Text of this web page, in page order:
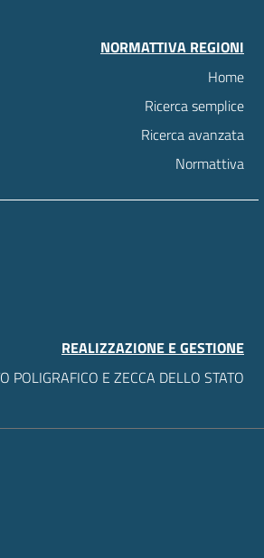
NORMATTIVA REGIONI
Home
Ricerca semplice
Ricerca avanzata
Normattiva
REALIZZAZIONE E GESTIONE
POLIGRAFICO E ZECCA DELLO STATO